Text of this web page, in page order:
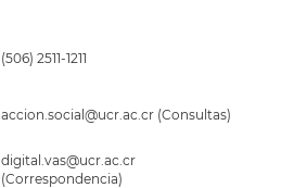
(506) 2511-1211
accion.social@ucr.ac.cr (Consultas)
digital.vas@ucr.ac.cr
(Correspondencia)